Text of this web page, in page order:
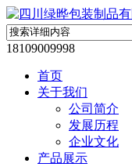
18109009998
首页
关于我们
公司简介
发展历程
企业文化
产品展示